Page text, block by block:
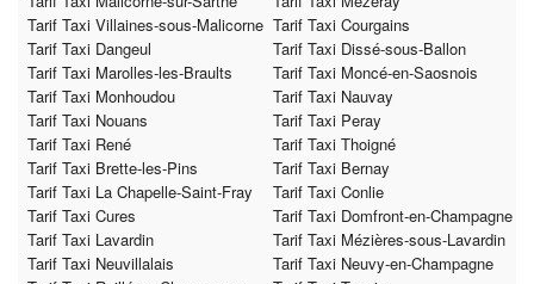
Tarif Taxi Villaines-sous-Malicorne Tarif Taxi Courgains
Tarif Taxi Dangeul
Tarif Taxi Dissé-sous-Ballon
Tarif Taxi Marolles-les-Braults
Tarif Taxi Moncé-en-Saosnois
Tarif Taxi Monhoudou
Tarif Taxi Nauvay
Tarif Taxi Nouans
Tarif Taxi Peray
Tarif Taxi René
Tarif Taxi Thoigné
Tarif Taxi Brette-les-Pins
Tarif Taxi Bernay
Tarif Taxi La Chapelle-Saint-Fray
Tarif Taxi Conlie
Tarif Taxi Cures
Tarif Taxi Domfront-en-Champagne
Tarif Taxi Lavardin
Tarif Taxi Mézières-sous-Lavardin
Tarif Taxi Neuvillalais
Tarif Taxi Neuvy-en-Champagne